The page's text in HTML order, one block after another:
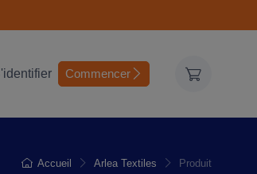
Commencer
Accueil Arlea Textiles Produit